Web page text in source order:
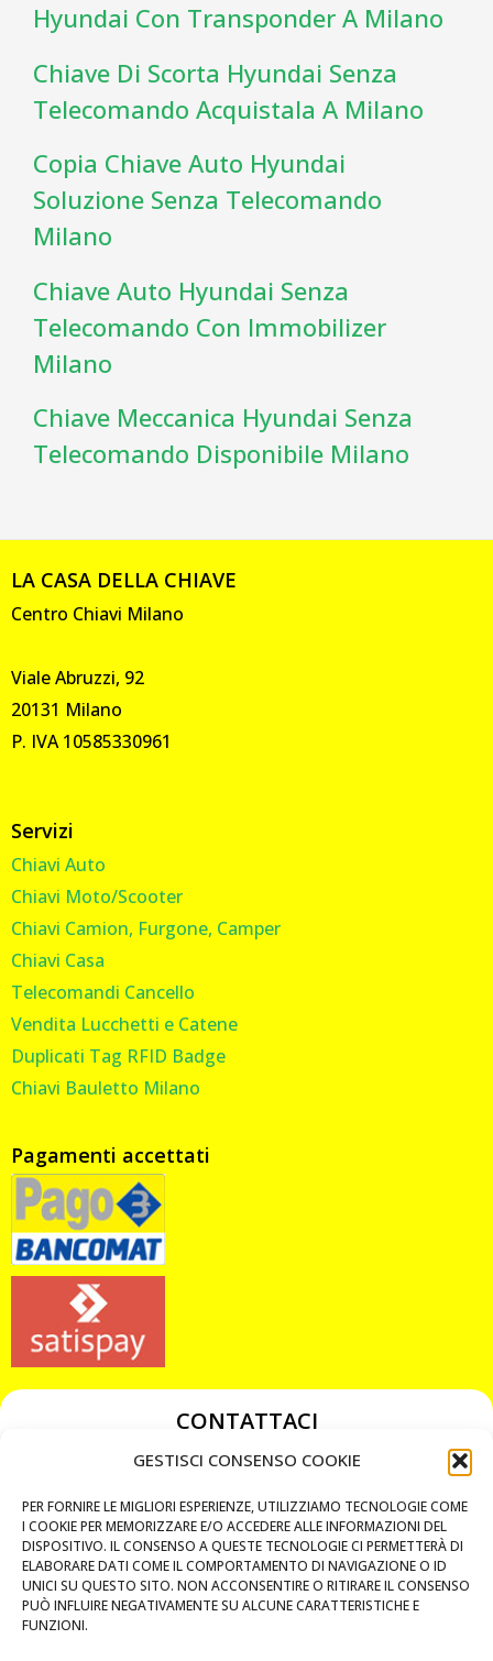
GESTISCI CONSENSO COOKIE
PER FORNIRE LE MIGLIORI ESPERIENZE, UTILIZZIAMO TECNOLOGIE COME
I COOKIE PER MEMORIZZARE E/O ACCEDERE ALLE INFORMAZIONI DEL
DISPOSITIVO. IL CONSENSO A QUESTE TECNOLOGIE CI PERMETTERÀ DI
ELABORARE DATI COME IL COMPORTAMENTO DI NAVIGAZIONE O ID
UNICI SU QUESTO SITO. NON ACCONSENTIRE O RITIRARE IL CONSENSO
PUÒ INFLUIRE NEGATIVAMENTE SU ALCUNE CARATTERISTICHE E
FUNZIONI.
Hyundai Con Transponder A Milano
Chiave Di Scorta Hyundai Senza
Telecomando Acquistala A Milano
Copia Chiave Auto Hyundai
Soluzione Senza Telecomando
Milano
Chiave Auto Hyundai Senza
Telecomando Con Immobilizer
Milano
Chiave Meccanica Hyundai Senza
Telecomando Disponibile Milano
LA CASA DELLA CHIAVE
Centro Chiavi Milano
Viale Abruzzi, 92
20131 Milano
P. IVA 10585330961
Servizi
Chiavi Auto
Chiavi Moto/Scooter
Chiavi Camion, Furgone, Camper
Chiavi Casa
Telecomandi Cancello
Vendita Lucchetti e Catene
Duplicati Tag RFID Badge
Chiavi Bauletto Milano
Pagamenti accettati
CONTATTACI
349 3863811
chiavicodificate@gmail.com
Privacy Policy
Cookie Policy